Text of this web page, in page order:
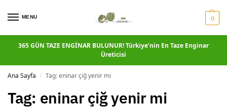
MENU 0
365 GÜN TAZE ENGİNAR BULUNUR! Türkiye’nin En Taze Enginar
Üreticisi
Ana Sayfa / Tag: eninar çiğ yenir mi
Tag: eninar çiğ yenir mi